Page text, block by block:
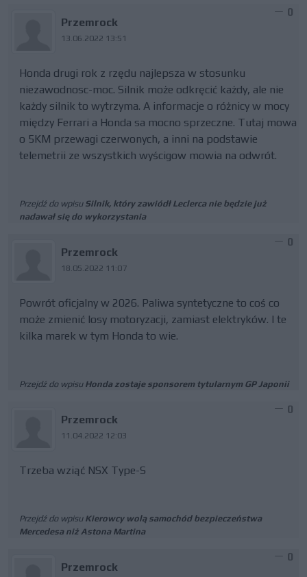
Przemrock
13.06.2022 13:51
0
Honda drugi rok z rzędu najlepsza w stosunku
niezawodnosc-moc. Silnik może odkręcić każdy, ale nie
każdy silnik to wytrzyma. A informacje o różnicy w mocy
między Ferrari a Honda sa mocno sprzeczne. Tutaj mowa
o 5KM przewagi czerwonych, a inni na podstawie
telemetrii ze wszystkich wyścigow mowia na odwrót.
Przejdź do wpisu Silnik, który zawiódł Leclerca nie będzie już
nadawał się do wykorzystania
Przemrock
18.05.2022 11:07
0
Powrót oficjalny w 2026. Paliwa syntetyczne to coś co
może zmienić losy motoryzacji, zamiast elektryków. I te
kilka marek w tym Honda to wie.
Przejdź do wpisu Honda zostaje sponsorem tytularnym GP Japonii
Przemrock
11.04.2022 12:03
0
Trzeba wziąć NSX Type-S
Przejdź do wpisu Kierowcy wolą samochód bezpieczeństwa
Mercedesa niż Astona Martina
Przemrock
0